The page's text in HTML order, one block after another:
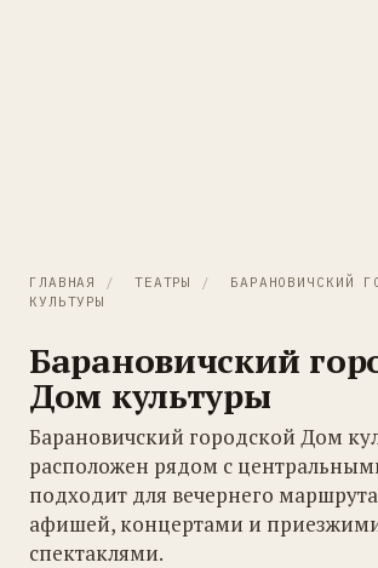
ГЛАВНАЯ / ТЕАТРЫ /
БАРАНОВИЧСКИЙ
КУЛЬТУРЫ
Барановичский
Дом культуры
Барановичский городской Дом
расположен рядом с
подходит для вечернего
афишей, концертами и
спектаклями.